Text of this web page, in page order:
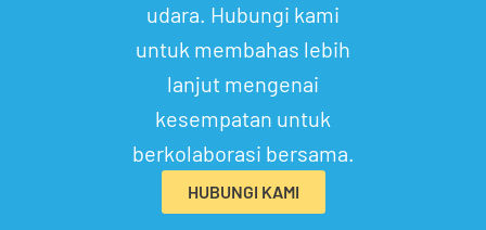
udara. Hubungi kami
untuk membahas lebih
lanjut mengenai
kesempatan untuk
berkolaborasi bersama.
HUBUNGI KAMI